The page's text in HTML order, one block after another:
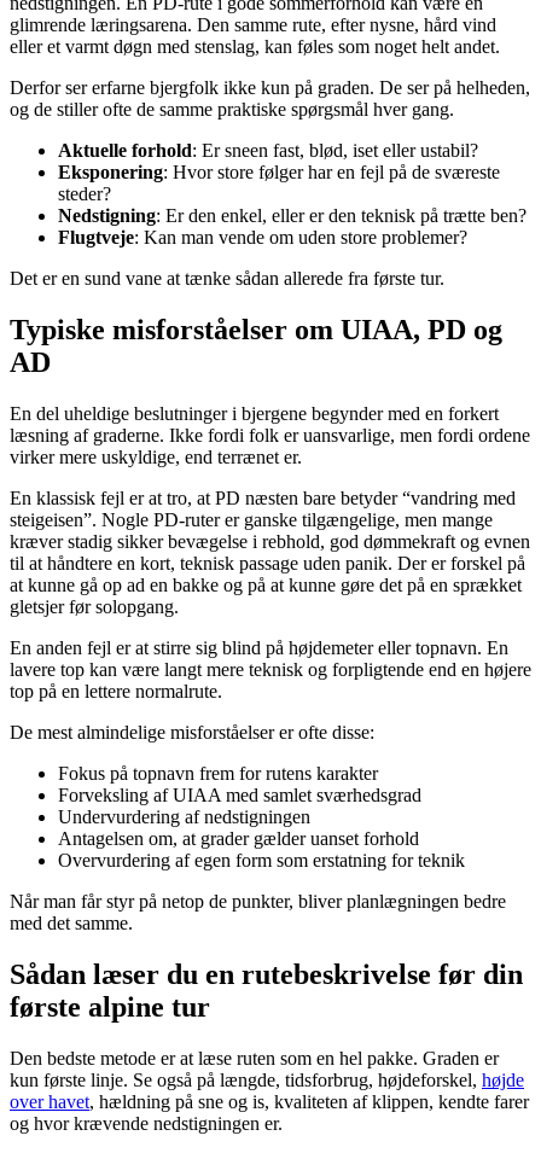
glimrende læringsarena. Den samme rute, efter nysne, hård vind
eller et varmt døgn med stenslag, kan føles som noget helt andet.
Derfor ser erfarne bjergfolk ikke kun på graden. De ser på helheden,
og de stiller ofte de samme praktiske spørgsmål hver gang.
Aktuelle forhold: Er sneen fast, blød, iset eller ustabil?
Eksponering: Hvor store følger har en fejl på de sværeste
steder?
Nedstigning: Er den enkel, eller er den teknisk på trætte ben?
Flugtveje: Kan man vende om uden store problemer?
Det er en sund vane at tænke sådan allerede fra første tur.
Typiske misforståelser om UIAA, PD og
AD
En del uheldige beslutninger i bjergene begynder med en forkert
læsning af graderne. Ikke fordi folk er uansvarlige, men fordi ordene
virker mere uskyldige, end terrænet er.
En klassisk fejl er at tro, at PD næsten bare betyder “vandring med
steigeisen”. Nogle PD-ruter er ganske tilgængelige, men mange
kræver stadig sikker bevægelse i rebhold, god dømmekraft og evnen
til at håndtere en kort, teknisk passage uden panik. Der er forskel på
at kunne gå op ad en bakke og på at kunne gøre det på en sprækket
gletsjer før solopgang.
En anden fejl er at stirre sig blind på højdemeter eller topnavn. En
lavere top kan være langt mere teknisk og forpligtende end en højere
top på en lettere normalrute.
De mest almindelige misforståelser er ofte disse:
Fokus på topnavn frem for rutens karakter
Forveksling af UIAA med samlet sværhedsgrad
Undervurdering af nedstigningen
Antagelsen om, at grader gælder uanset forhold
Overvurdering af egen form som erstatning for teknik
Når man får styr på netop de punkter, bliver planlægningen bedre
med det samme.
Sådan læser du en rutebeskrivelse før din
første alpine tur
Den bedste metode er at læse ruten som en hel pakke. Graden er
kun første linje. Se også på længde, tidsforbrug, højdeforskel, højde
over havet, hældning på sne og is, kvaliteten af klippen, kendte farer
og hvor krævende nedstigningen er.